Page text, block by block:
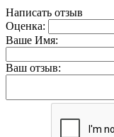
Написать отзыв
Оценка:
Ваше Имя:
Ваш отзыв: